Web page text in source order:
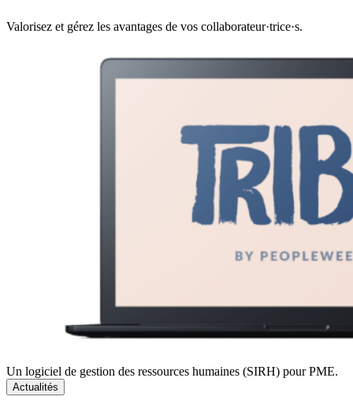
Valorisez et gérez les avantages de vos collaborateur·trice·s.
Un logiciel de gestion des ressources humaines (SIRH) pour PME.
Actualités